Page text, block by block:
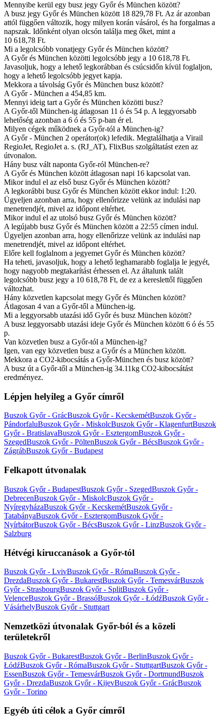
Mennyibe kerül egy busz jegy Győr és München között?
A busz jegy Győr és München között 18 829,78 Ft. Az ár azonban
attól függően változik, hogy milyen korán vásárol, és ha forgalmas a
napszak. Időnként olyan olcsón találja meg őket, mint a
10 618,78 Ft.
Mi a legolcsóbb vonatjegy Győr és München között?
A Győr és München közötti legolcsóbb jegy a 10 618,78 Ft.
Javasoljuk, hogy a lehető legkorábban és csúcsidőn kívül foglaljon,
hogy a lehető legolcsóbb jegyet kapja.
Mekkora a távolság Győr és München busz között?
A Győr - München a 454,85 km.
Mennyi ideig tart a Győr és München közötti busz?
A Győr-től München-ig átlagosan 11 ó és 54 p. A leggyorsabb
lehetőség azonban a 6 ó és 55 p-ban ér el.
Milyen cégek működnek a Győr-tól a München-ig?
A Győr - München 2 operátor(ok) lefedik. Megtalálhatja a Virail
RegioJet, RegioJet a. s. (RJ_AT), FlixBus szolgáltatást ezen az
útvonalon.
Hány busz vált naponta Győr-ról München-re?
A Győr és München között átlagosan napi 16 kapcsolat van.
Mikor indul el az első busz Győr és München között?
A legkorábbi busz Győr és München között ekkor indul: 1:20.
Ügyeljen azonban arra, hogy ellenőrizze velünk az indulási nap
menetrendjét, mivel az időpont eltérhet.
Mikor indul el az utolsó busz Győr és München között?
A legújabb busz Győr és München között a 22:55 címen indul.
Ügyeljen azonban arra, hogy ellenőrizze velünk az indulási nap
menetrendjét, mivel az időpont eltérhet.
Előre kell foglalnom a jegyemet Győr és München között?
Ha teheti, javasoljuk, hogy a lehető leghamarabb foglalja le jegyét,
hogy nagyobb megtakarítást érhessen el. Az általunk talált
legolcsóbb busz jegy a 10 618,78 Ft, de ez a kereslettől függően
változhat.
Hány közvetlen kapcsolat megy Győr és München között?
Átlagosan 4 van a Győr-től a München-ig.
Mi a leggyorsabb utazási idő Győr és busz München között?
A busz leggyorsabb utazási ideje Győr és München között 6 ó és 55
p.
Van közvetlen busz a Győr-tól a München-ig?
Igen, van egy közvetlen busz a Győr és a München között.
Mekkora a CO2-kibocsátás a Győr-München és busz között?
A busz út a Győr-től a München-ig 34.11kg CO2-kibocsátást
eredményez.
Lépjen helyileg a Győr címről
Buszok Győr - GrácBuszok Győr - KecskemétBuszok Győr -
PándorfaluBuszok Győr - MiskolcBuszok Győr - KlagenfurtBuszok
Győr - BratislavaBuszok Győr - EsztergomBuszok Győr -
SzegedBuszok Győr - PöltenBuszok Győr - BécsBuszok Győr -
ZágrábBuszok Győr - Budapest
Felkapott útvonalak
Buszok Győr - BudapestBuszok Győr - SzegedBuszok Győr -
DebrecenBuszok Győr - MiskolcBuszok Győr -
NyíregyházaBuszok Győr - KecskemétBuszok Győr -
TatabányaBuszok Győr - EsztergomBuszok Győr -
NyírbátorBuszok Győr - BécsBuszok Győr - LinzBuszok Győr -
Salzburg
Hétvégi kiruccanások a Győr-tól
Buszok Győr - LvivBuszok Győr - RómaBuszok Győr -
DrezdaBuszok Győr - BukarestBuszok Győr - TemesvárBuszok
Győr - StrasbourgBuszok Győr - SplitBuszok Győr -
VelenceBuszok Győr - BrassóBuszok Győr - ŁódźBuszok Győr -
VásárhelyBuszok Győr - Stuttgart
Nemzetközi útvonalak Győr-ból és a közeli
területekről
Buszok Győr - BukarestBuszok Győr - BerlinBuszok Győr -
ŁódźBuszok Győr - RómaBuszok Győr - StuttgartBuszok Győr -
EssenBuszok Győr - TemesvárBuszok Győr - DortmundBuszok
Győr - DrezdaBuszok Győr - KijevBuszok Győr - GrácBuszok
Győr - Torino
Egyéb úti célok a Győr címről